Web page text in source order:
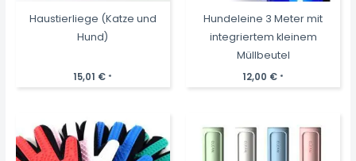
Haustierliege (Katze und
Hund)
15,01 € *
Hundeleine 3 Meter mit
integriertem kleinem
Müllbeutel
12,00 € *